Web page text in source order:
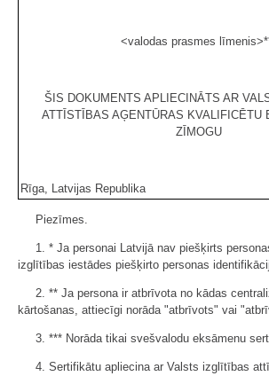
<valodas prasmes
ŠIS DOKUMENTS APLIECINĀTS AR
ATTĪSTĪBAS AĢENTŪRAS KVALIFICĒTU
ZĪMOGU
Rīga, Latvijas Republika
Piezīmes.
1. * Ja personai Latvijā nav piešķirts
izglītības iestādes piešķirto personas
2. ** Ja persona ir atbrīvota no kādas
kārtošanas, attiecīgi norāda "atbrīvots" vai
3. *** Norāda tikai svešvalodu eksāmenu
4. Sertifikātu apliecina ar Valsts izglītības